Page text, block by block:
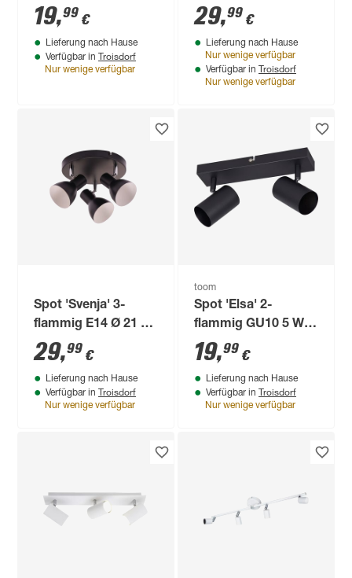
cm
19,99 €
Lieferung nach Hause
Verfügbar in Troisdorf
Nur wenige verfügbar
54,5 x 15 cm
29,99 €
Lieferung nach Hause
Nur wenige verfügbar
Verfügbar in Troisdorf
Nur wenige verfügbar
Spot 'Svenja' 3-
flammig E14 Ø 21 x
13 cm
29,99 €
Lieferung nach Hause
Verfügbar in Troisdorf
Nur wenige verfügbar
toom
Spot 'Elsa' 2-
flammig GU10 5 W
26 x 12 cm
19,99 €
Lieferung nach Hause
Verfügbar in Troisdorf
Nur wenige verfügbar